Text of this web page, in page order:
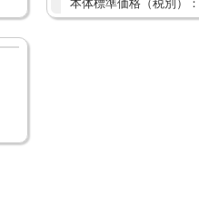
本体標準価格（税別）：